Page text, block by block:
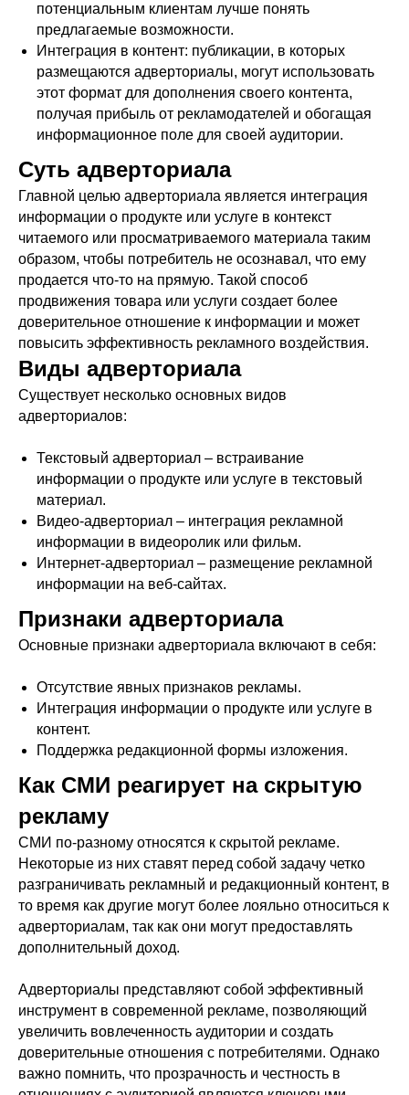
потенциальным клиентам лучше понять
предлагаемые возможности.
Интеграция в контент: публикации, в которых
размещаются адверториалы, могут использовать
этот формат для дополнения своего контента,
получая прибыль от рекламодателей и обогащая
информационное поле для своей аудитории.
Суть адверториала
Главной целью адверториала является интеграция
информации о продукте или услуге в контекст
читаемого или просматриваемого материала таким
образом, чтобы потребитель не осознавал, что ему
продается что-то на прямую. Такой способ
продвижения товара или услуги создает более
доверительное отношение к информации и может
повысить эффективность рекламного воздействия.
Виды адверториала
Существует несколько основных видов
адверториалов:
Текстовый адверториал – встраивание
информации о продукте или услуге в текстовый
материал.
Видео-адверториал – интеграция рекламной
информации в видеоролик или фильм.
Интернет-адверториал – размещение рекламной
информации на веб-сайтах.
Признаки адверториала
Основные признаки адверториала включают в себя:
Отсутствие явных признаков рекламы.
Интеграция информации о продукте или услуге в
контент.
Поддержка редакционной формы изложения.
Как СМИ реагирует на скрытую
рекламу
СМИ по-разному относятся к скрытой рекламе.
Некоторые из них ставят перед собой задачу четко
разграничивать рекламный и редакционный контент, в
то время как другие могут более лояльно относиться к
адверториалам, так как они могут предоставлять
дополнительный доход.
Адверториалы представляют собой эффективный
инструмент в современной рекламе, позволяющий
увеличить вовлеченность аудитории и создать
доверительные отношения с потребителями. Однако
важно помнить, что прозрачность и честность в